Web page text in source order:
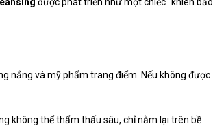
nắng và mỹ phẩm trang điểm. Nếu không được
không thể thẩm thấu sâu, chỉ nằm lại trên bề